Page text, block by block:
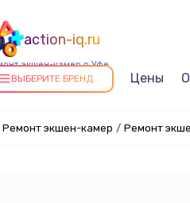
action-iq.ru
экшен-камер в Уфе
ВЫБЕРИТЕ БРЕНД Цены
Ремонт экшен-камер / Ремонт